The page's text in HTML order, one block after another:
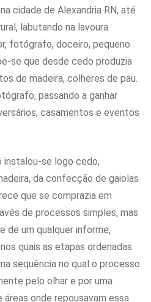
cidade de Alexandria RN, até
labutando na lavoura.
fotógrafo, doceiro, pequeno
se que desde cedo produzia
de madeira, colheres de pau.
passando a ganhar
casamentos e eventos
instalou-se logo cedo,
da confecção de gaiolas
que se comprazia em
de processos simples, mas
de um qualquer informe,
quais as etapas ordenadas
sequência no qual o processo
pelo olhar e por uma
onde repousavam essa